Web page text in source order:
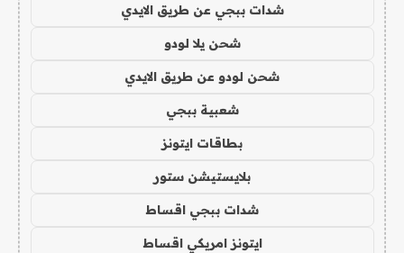
شدات ببجي عن طريق الايدي
شحن يلا لودو
شحن لودو عن طريق الايدي
شعبية ببجي
بطاقات ايتونز
بلايستيشن ستور
شدات ببجي اقساط
ايتونز امريكي اقساط